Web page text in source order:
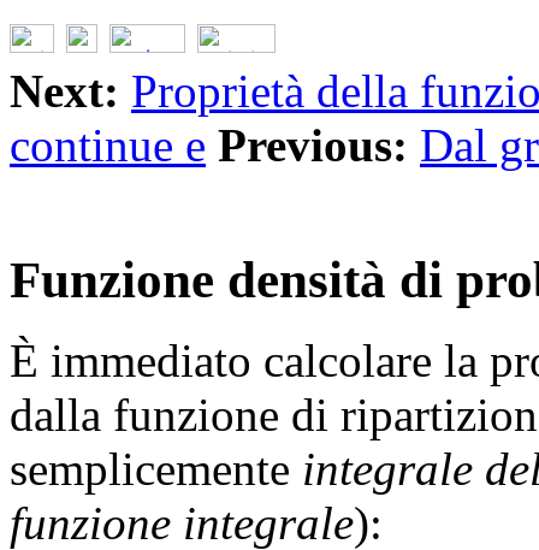
Next: Proprietà della
continue e Previous: Dal
Funzione densità di
È immediato calcolare la
dalla funzione di
semplicemente integrale
funzione integrale):